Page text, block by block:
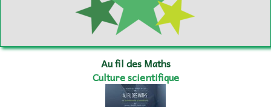
Au fil des Maths
Culture scientifique